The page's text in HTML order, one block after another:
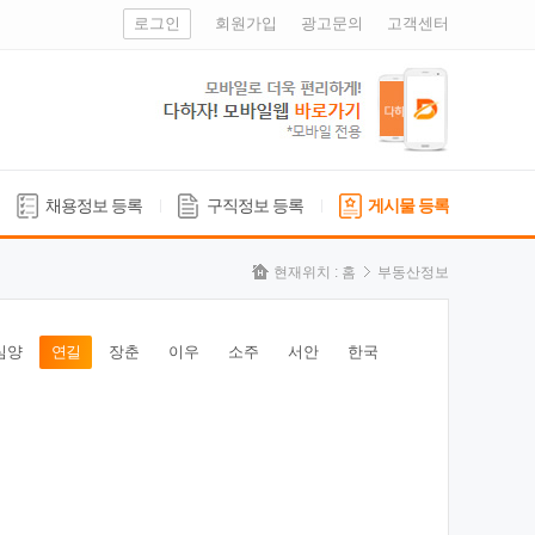
로그인 회원가입 광고문의 고객센터
채용정보 등록 구직정보 등록 게시물 등록
현재위치 : 홈 부동산정보
양 연길 장춘 이우 소주 서안 한국